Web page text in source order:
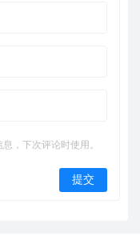
，下次评论时使用。